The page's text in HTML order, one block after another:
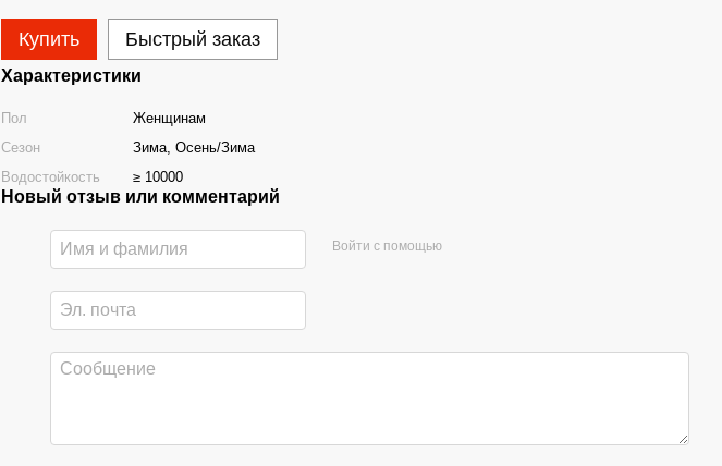
Купить Быстрый заказ
Характеристики
Пол
Женщинам
Сезон
Зима, Осень/Зима
Водостойкость
≥ 10000
Новый отзыв или комментарий
Войти с помощью